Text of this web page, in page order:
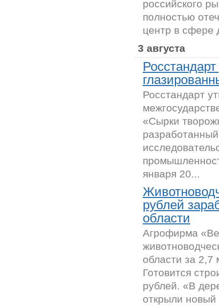
российского
полностью
центр в сфере
3 августа
Росстандарт
«Сырки
января 20...
рублей
области
Агрофирма
области за
Готовится
рублей. «В
открыли